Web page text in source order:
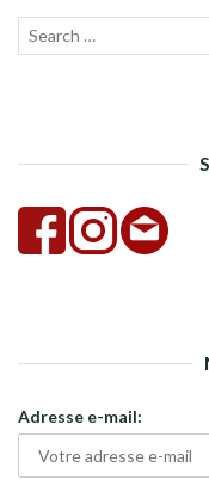
Recherche
Adresse e-mail: